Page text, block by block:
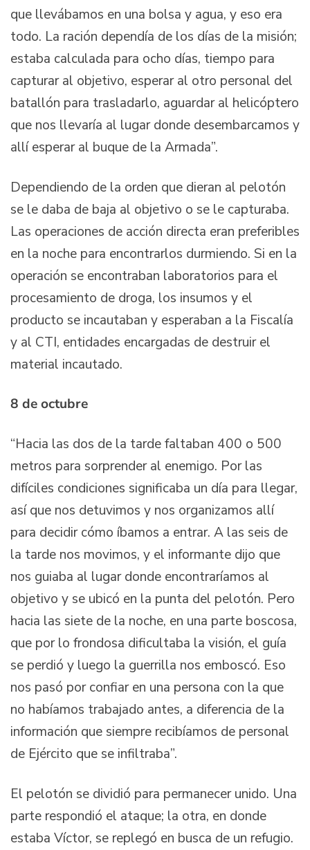
que llevábamos en una bolsa y agua, y eso era
todo. La ración dependía de los días de la misión;
estaba calculada para ocho días, tiempo para
capturar al objetivo, esperar al otro personal del
batallón para trasladarlo, aguardar al helicóptero
que nos llevaría al lugar donde desembarcamos y
allí esperar al buque de la Armada”.
Dependiendo de la orden que dieran al pelotón
se le daba de baja al objetivo o se le capturaba.
Las operaciones de acción directa eran preferibles
en la noche para encontrarlos durmiendo. Si en la
operación se encontraban laboratorios para el
procesamiento de droga, los insumos y el
producto se incautaban y esperaban a la Fiscalía
y al CTI, entidades encargadas de destruir el
material incautado.
8 de octubre
“Hacia las dos de la tarde faltaban 400 o 500
metros para sorprender al enemigo. Por las
difíciles condiciones significaba un día para llegar,
así que nos detuvimos y nos organizamos allí
para decidir cómo íbamos a entrar. A las seis de
la tarde nos movimos, y el informante dijo que
nos guiaba al lugar donde encontraríamos al
objetivo y se ubicó en la punta del pelotón. Pero
hacia las siete de la noche, en una parte boscosa,
que por lo frondosa dificultaba la visión, el guía
se perdió y luego la guerrilla nos emboscó. Eso
nos pasó por confiar en una persona con la que
no habíamos trabajado antes, a diferencia de la
información que siempre recibíamos de personal
de Ejército que se infiltraba”.
El pelotón se dividió para permanecer unido. Una
parte respondió el ataque; la otra, en donde
estaba Víctor, se replegó en busca de un refugio.